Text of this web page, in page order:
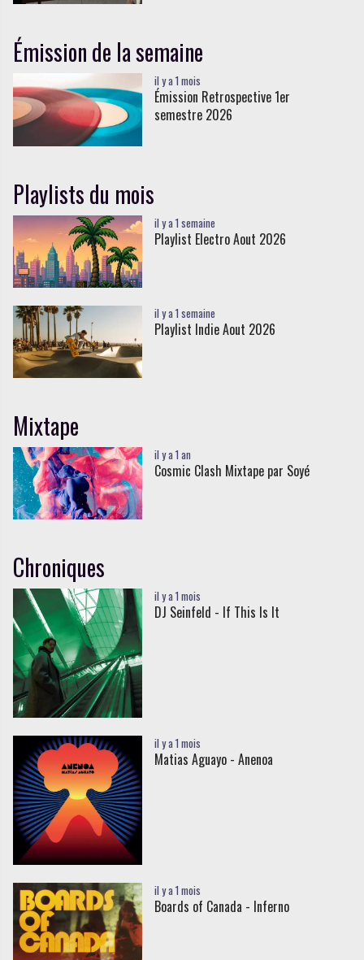
Émission de la semaine
il y a 1 mois
Émission Retrospective 1er
semestre 2026
Playlists du mois
il y a 1 semaine
Playlist Electro Aout 2026
il y a 1 semaine
Playlist Indie Aout 2026
Mixtape
il y a 1 an
Cosmic Clash Mixtape par Soyé
Chroniques
il y a 1 mois
DJ Seinfeld - If This Is It
il y a 1 mois
Matias Aguayo - Anenoa
il y a 1 mois
Boards of Canada - Inferno